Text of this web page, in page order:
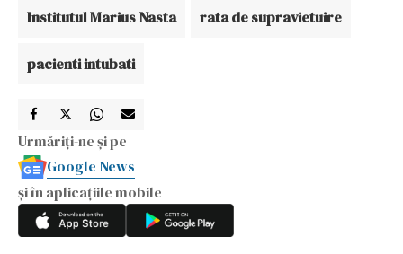
Institutul Marius Nasta rata de supravietuire
pacienti intubati
Urmăriți-ne și pe
Google News
și în aplicațiile mobile